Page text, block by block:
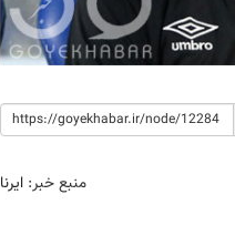
منبع خبر:ایرنا